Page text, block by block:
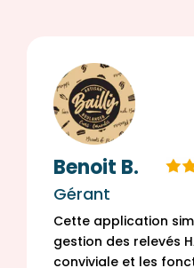
Benoit B.
Gérant
Cette application
gestion des relevés
conviviale et les